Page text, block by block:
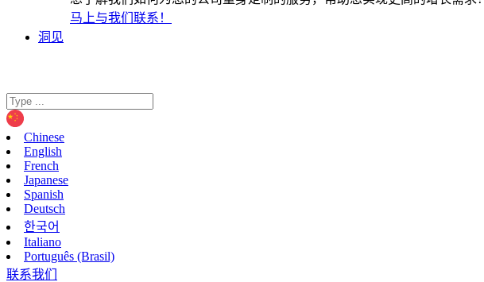
马上与我们联系！
洞见
Chinese
English
French
Japanese
Spanish
Deutsch
한국어
Italiano
Português (Brasil)
联系我们